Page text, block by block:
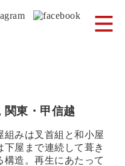
関東・甲信越
組みは叉首組と和小屋
屋まで連続して葺き
造。再生にあたって